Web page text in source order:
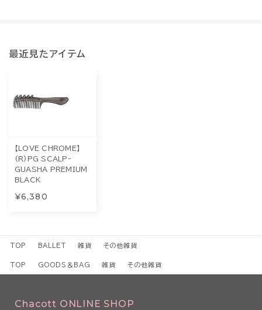
最近見たアイテム
【LOVE CHROME】
(R)PG SCALP-
GUASHA PREMIUM
BLACK
¥6,380
TOP BALLET 雑貨 その他雑貨
TOP GOODS＆BAG 雑貨 その他雑貨
Chacott ONLINE SHOP